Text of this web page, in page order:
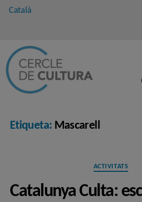
Català
Etiqueta: Mascarell
ACTIVITATS
Catalunya Culta: